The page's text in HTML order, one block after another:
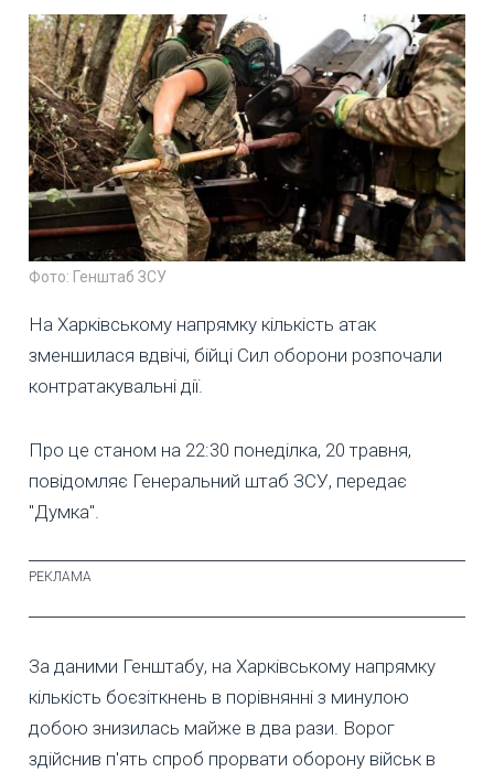
Фото: Генштаб ЗСУ
На Харківському напрямку кількість атак
зменшилася вдвічі, бійці Сил оборони розпочали
контратакувальні дії.
Про це станом на 22:30 понеділка, 20 травня,
повідомляє Генеральний штаб ЗСУ, передає
"Думка".
За даними Генштабу, на Харківському напрямку
кількість боєзіткнень в порівнянні з минулою
добою знизилась майже в два рази. Ворог
здійснив п'ять спроб прорвати оборону військ в